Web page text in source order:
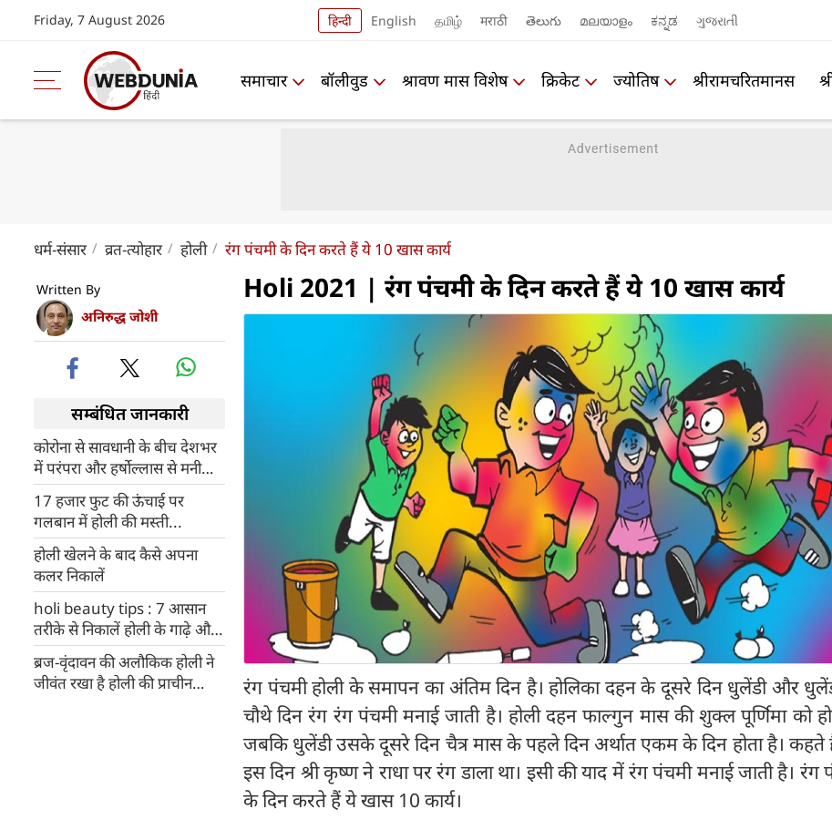
Friday, 7 August 2026 हिन्दी English தமிழ் मराठी తెలుగు മലയാളം ಕನ್ನಡ ગુજરાતી
समाचार बॉलीवुड श्रावण मास विशेष क्रिकेट ज्योतिष श्रीरामचरितमानस
धर्म-संसार व्रत-त्योहार होली रंग पंचमी के दिन करते हैं ये 10 खास कार्य
Written By
अनिरुद्ध जोशी
सम्बंधित जानकारी
कोरोना से सावधानी के बीच देशभर
में परंपरा और हर्षोल्लास से मनी
होली
17 हजार फुट की ऊंचाई पर
गलबान में होली की मस्ती...
होली खेलने के बाद कैसे अपना
कलर निकालें
holi beauty tips : 7 आसान
तरीके से निकालें होली के गाढ़े और
जिद्दी रंग
ब्रज-वृंदावन की अलौकिक होली ने
जीवंत रखा है होली की प्राचीन
Holi 2021 | रंग पंचमी के दिन करते हैं ये 10 खास कार्य
रंग पंचमी होली के समापन का अंतिम दिन है। होलिका दहन के दूसरे दिन धुलेंडी और
चौथे दिन रंग रंग पंचमी मनाई जाती है। होली दहन फाल्गुन मास की शुक्ल पूर्णिमा को
जबकि धुलेंडी उसके दूसरे दिन चैत्र मास के पहले दिन अर्थात एकम के दिन होता है। कहते
इस दिन श्री कृष्ण ने राधा पर रंग डाला था। इसी की याद में रंग पंचमी मनाई जाती है। रंग
के दिन करते हैं ये खास 10 कार्य।